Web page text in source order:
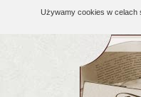
Używamy cookies w celach